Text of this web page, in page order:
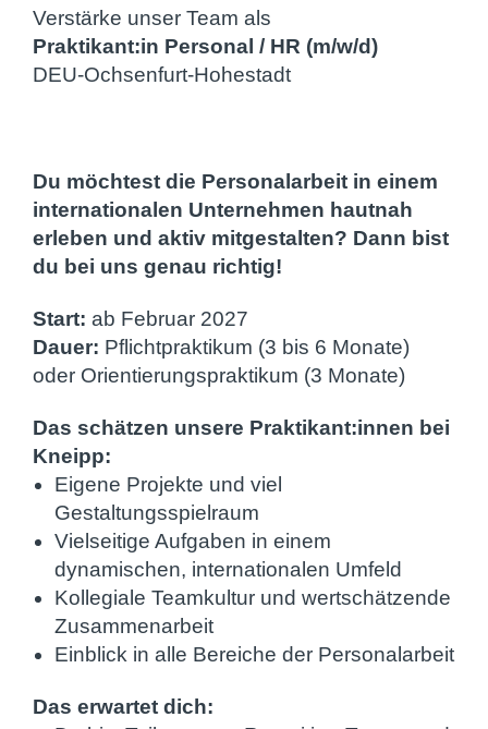
Verstärke unser Team als
Praktikant:in Personal / HR (m/w/d)
DEU-Ochsenfurt-Hohestadt
Du möchtest die Personalarbeit in einem
internationalen Unternehmen hautnah
erleben und aktiv mitgestalten? Dann bist
du bei uns genau richtig!
Start: ab Februar 2027
Dauer: Pflichtpraktikum (3 bis 6 Monate)
oder Orientierungspraktikum (3 Monate)
Das schätzen unsere Praktikant:innen bei
Kneipp:
Eigene Projekte und viel
Gestaltungsspielraum
Vielseitige Aufgaben in einem
dynamischen, internationalen Umfeld
Kollegiale Teamkultur und wertschätzende
Zusammenarbeit
Einblick in alle Bereiche der Personalarbeit
Das erwartet dich: